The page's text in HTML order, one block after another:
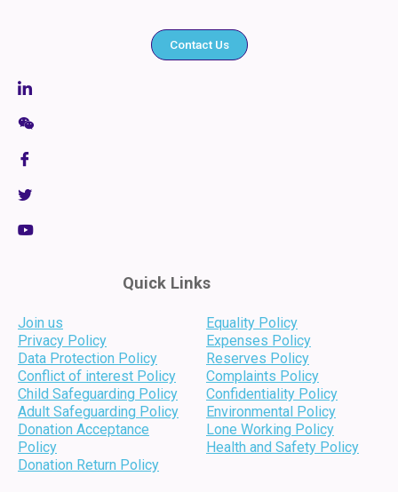
Contact Us
Quick Links
Join us
Privacy Policy
Data Protection Policy
Conflict of interest Policy
Child Safeguarding Policy
Adult Safeguarding Policy
Donation Acceptance
Policy
Donation Return Policy
Equality Policy
Expenses Policy
Reserves Policy
Complaints Policy
Confidentiality Policy
Environmental Policy
Lone Working Policy
Health and Safety Policy